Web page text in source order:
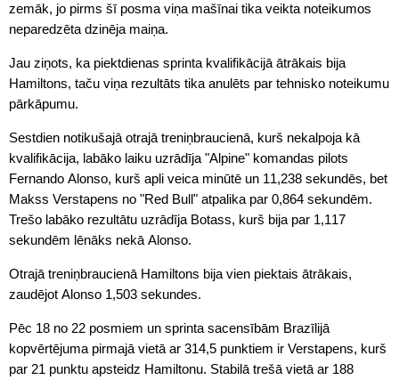
zemāk, jo pirms šī posma viņa mašīnai tika veikta noteikumos
neparedzēta dzinēja maiņa.
Jau ziņots, ka piektdienas sprinta kvalifikācijā ātrākais bija
Hamiltons, taču viņa rezultāts tika anulēts par tehnisko noteikumu
pārkāpumu.
Sestdien notikušajā otrajā treniņbraucienā, kurš nekalpoja kā
kvalifikācija, labāko laiku uzrādīja "Alpine" komandas pilots
Fernando Alonso, kurš apli veica minūtē un 11,238 sekundēs, bet
Makss Verstapens no "Red Bull" atpalika par 0,864 sekundēm.
Trešo labāko rezultātu uzrādīja Botass, kurš bija par 1,117
sekundēm lēnāks nekā Alonso.
Otrajā treniņbraucienā Hamiltons bija vien piektais ātrākais,
zaudējot Alonso 1,503 sekundes.
Pēc 18 no 22 posmiem un sprinta sacensībām Brazīlijā
kopvērtējuma pirmajā vietā ar 314,5 punktiem ir Verstapens, kurš
par 21 punktu apsteidz Hamiltonu. Stabilā trešā vietā ar 188